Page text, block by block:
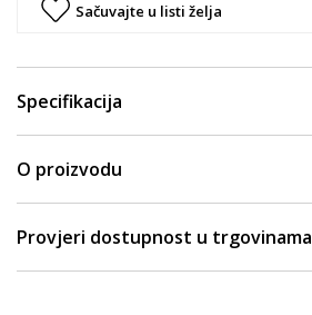
Sačuvajte u listi želja
Specifikacija
O proizvodu
Provjeri dostupnost u trgovinama